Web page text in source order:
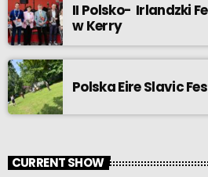
II Polsko- Irlandzki
w Kerry
Polska Eire Slavic
CURRENT SHOW